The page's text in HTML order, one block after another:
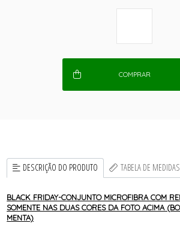
COMPRAR
DESCRIÇÃO DO PRODUTO TABELA DE MEDIDAS
BLACK FRIDAY-CONJUNTO MICROFIBRA COM
SOMENTE NAS DUAS CORES DA FOTO ACIMA
MENTA)